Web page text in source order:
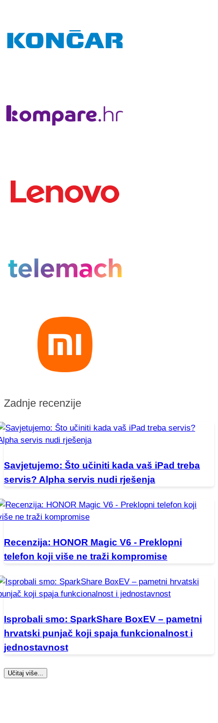
Zadnje recenzije
Savjetujemo: Što učiniti kada vaš iPad treba
servis? Alpha servis nudi rješenja
Recenzija: HONOR Magic V6 - Preklopni
telefon koji više ne traži kompromise
Isprobali smo: SparkShare BoxEV – pametni
hrvatski punjač koji spaja funkcionalnost i
jednostavnost
Učitaj više...